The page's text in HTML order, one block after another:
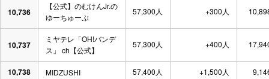
10,736
【公式】のむけんJr.の
ゆーちゅーぶ
57,300人 +300人
10,737
ミヤテレ「OH!バンデ
ス」 ch【公式】
57,300人 +400人
10,738 MIDZUSHI 57,400人 +1,500人